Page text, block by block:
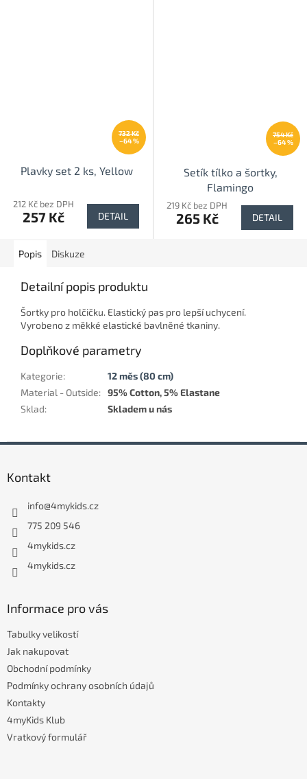
732 Kč
–64 %
Plavky set 2 ks, Yellow
212 Kč bez DPH
257 Kč DETAIL
754 Kč
–64 %
Setík tílko a šortky,
Flamingo
219 Kč bez DPH
265 Kč DETAIL
Popis Diskuze
Detailní popis produktu
Šortky pro holčičku. Elastický pas pro lepší uchycení.
Vyrobeno z měkké elastické bavlněné tkaniny.
Doplňkové parametry
Kategorie:
12 měs (80 cm)
Material - Outside: 95% Cotton, 5% Elastane
Sklad: Skladem u nás
Kontakt
info@4mykids.cz
775 209 546
4mykids.cz
4mykids.cz
Informace pro vás
Tabulky velikostí
Jak nakupovat
Obchodní podmínky
Podmínky ochrany osobních údajů
Kontakty
4myKids Klub
Vratkový formulář